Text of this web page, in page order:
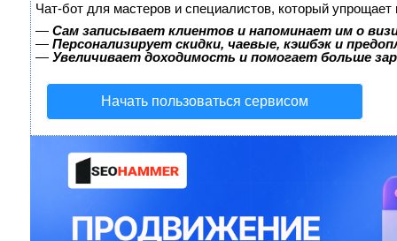
Чат-бот для мастеров и специалистов, который упрощает
— Сам записывает клиентов и напоминает им о
— Персонализирует скидки, чаевые, кэшбэк и
— Увеличивает доходимость и помогает больше
Начать пользоваться сервисом